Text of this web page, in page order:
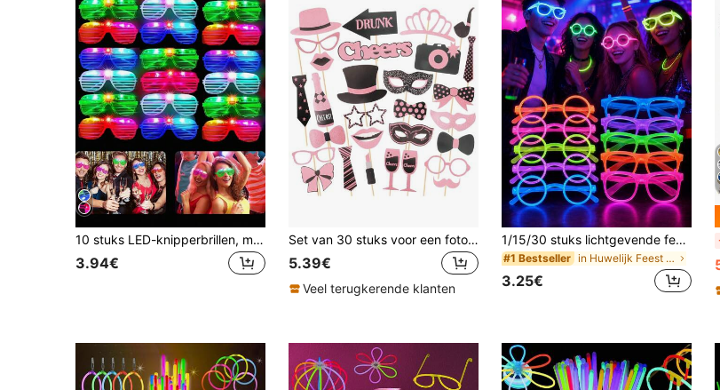
10 stuks LED-knipperbrillen, meerkleurige getinte lenzen, draadloze lichtgevende brillen, geschikt voor donkere feesten, neonfeesten, bruiloften, verjaardagen, straatfestivals, acryl LED-brillen voor verjaardagsfeesten, gala's, Pasen, Moederdag, lenteversiering, afstuderen en meer gelegenheden.
3.94€
Set van 30 stuks voor een fotohokje, verjaardag, fotohokje, afstudeerfeestdecoraties, verjaardagsaccessoires, rekwisieten voor foto's, bruiloft, nieuwjaar, verjaardagsfeestjes, Kerstmis
5.39€
Veel terugkerende klanten
1/15/30 stuks lichtgevende feestbrillen, fluorescerende feestbrillen, kleurrijke neon glow feestbrillen, kleurveranderende lichtgevende brillen, geschikt voor bars, KTV's, feesten en fotobooths, concert - plastic materiaal, geen stroom nodig - geen veren, Halloween
#1 Bestseller in Huwelijk Feest Geluidsmakers
3.25€